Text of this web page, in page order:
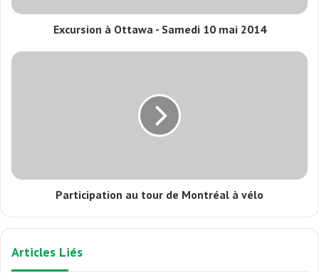
Excursion à Ottawa - Samedi 10 mai 2014
Participation au tour de Montréal à vélo
Articles Liés